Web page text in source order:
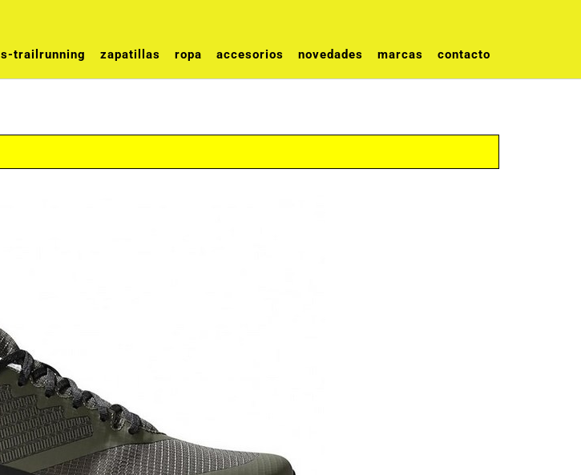
trailrunning zapatillas ropa accesorios novedades marcas contacto